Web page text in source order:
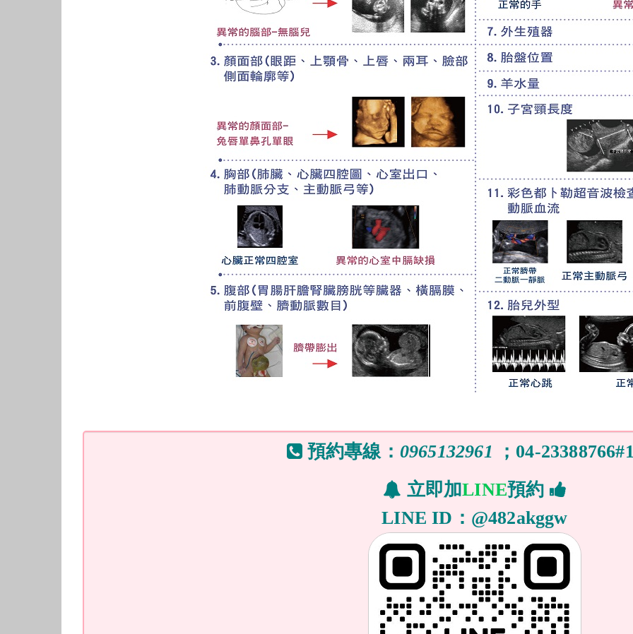
預約專線： 0965132961 ；04-
立即加LINE預約
LINE ID：@482akggw